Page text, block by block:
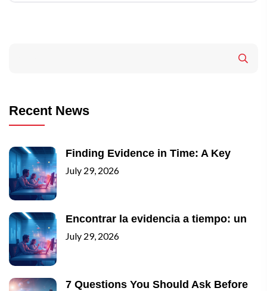
Recent News
Finding Evidence in Time: A Key
July 29, 2026
Encontrar la evidencia a tiempo: un
July 29, 2026
7 Questions You Should Ask Before